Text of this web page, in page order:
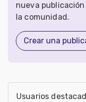
nueva
la comunidad.
Crear una
Usuarios